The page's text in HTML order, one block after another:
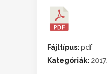
Fájltípus: pdf
Kategóriák: